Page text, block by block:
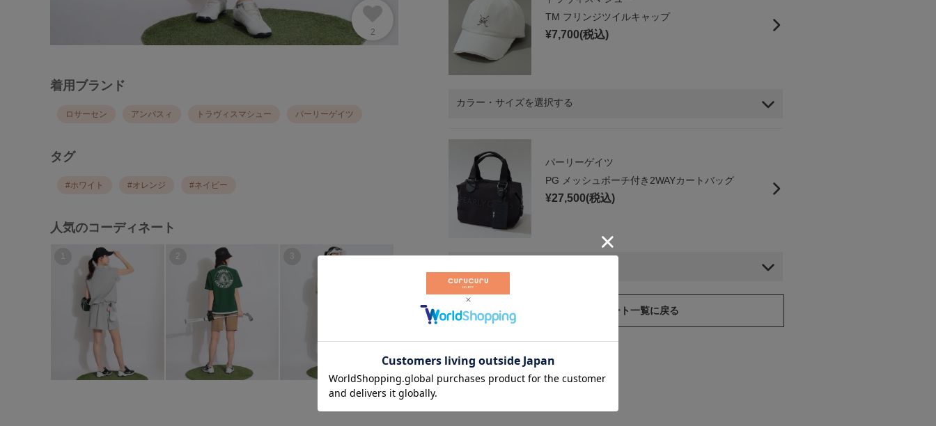
2
着用ブランド
ロサーセン アンパスィ トラヴィスマシュー パーリーゲイツ
タグ
#ホワイト #オレンジ #ネイビー
人気のコーディネート
2 3
TM フリンジツイルキャップ
¥7,700(税込)
カラー・サイズを選択する
パーリーゲイツ
PG メッシュポーチ付き2WAYカートバッグ
¥27,500(税込)
< コーディネート一覧に戻る